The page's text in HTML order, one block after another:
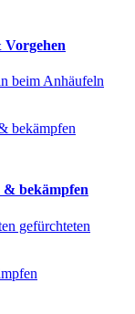
beim Anhäufeln
& bekämpfen
gefürchteten